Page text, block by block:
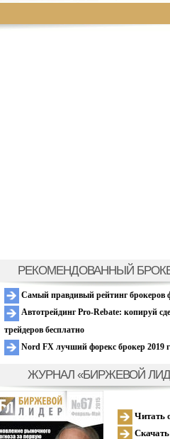
РЕКОМЕНДОВАННЫЙ
Самый правдивый рейтинг брокеров
Автотрейдинг Pro-Rebate: копируй
трейдеров бесплатно
Nord FX лучший форекс брокер 2019
ЖУРНАЛ «БИРЖЕВОЙ
Читать